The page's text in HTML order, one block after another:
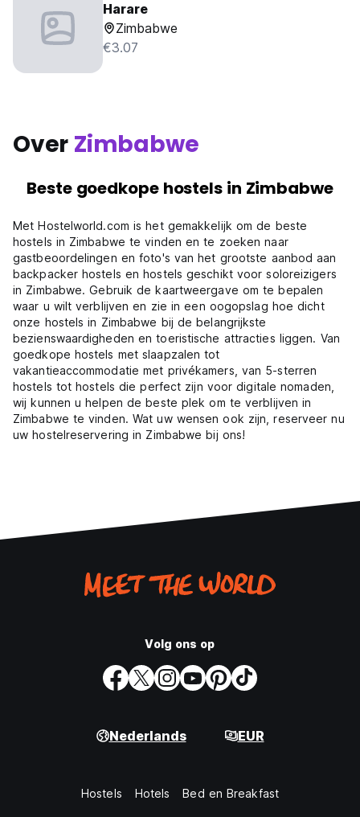
Harare
Zimbabwe
€3.07
Over Zimbabwe
Beste goedkope hostels in Zimbabwe
Met Hostelworld.com is het gemakkelijk om de beste
hostels in Zimbabwe te vinden en te zoeken naar
gastbeoordelingen en foto's van het grootste aanbod aan
backpacker hostels en hostels geschikt voor soloreizigers
in Zimbabwe. Gebruik de kaartweergave om te bepalen
waar u wilt verblijven en zie in een oogopslag hoe dicht
onze hostels in Zimbabwe bij de belangrijkste
bezienswaardigheden en toeristische attracties liggen. Van
goedkope hostels met slaapzalen tot
vakantieaccommodatie met privékamers, van 5-sterren
hostels tot hostels die perfect zijn voor digitale nomaden,
wij kunnen u helpen de beste plek om te verblijven in
Zimbabwe te vinden. Wat uw wensen ook zijn, reserveer nu
uw hostelreservering in Zimbabwe bij ons!
Volg ons op
Nederlands EUR
Hostels Hotels Bed en Breakfast